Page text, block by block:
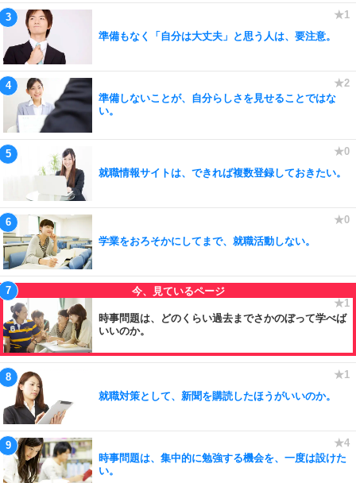
準備もなく「自分は大丈夫」と思う人は、要注意。
準備しないことが、自分らしさを見せることではな
い。
就職情報サイトは、できれば複数登録しておきたい。
学業をおろそかにしてまで、就職活動しない。
時事問題は、どのくらい過去までさかのぼって学べば
いいのか。
就職対策として、新聞を購読したほうがいいのか。
時事問題は、集中的に勉強する機会を、一度は設けた
い。